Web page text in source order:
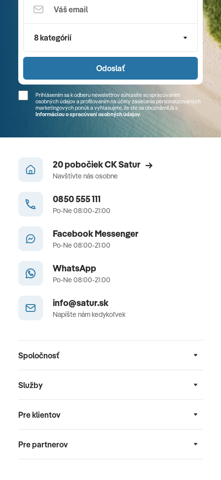
8 kategórií
Odoslať
Prihlásením sa k odberu newslettrov súhlasíte so spracúvaním
osobných údajov a profilovaním na účely zasielania personalizovaných
marketingových ponúk a vyhlasujete, že ste sa oboznámil/a s
Informáciou o spracúvaní osobných údajov.
20 pobočiek CK Satur
Navštívte nás osobne
0850 555 111
Po-Ne 08:00-21:00
Facebook Messenger
Po-Ne 08:00-21:00
WhatsApp
Po-Ne 08:00-21:00
info@satur.sk
Napíšte nám kedykoľvek
Spoločnosť
Služby
Pre klientov
Pre partnerov